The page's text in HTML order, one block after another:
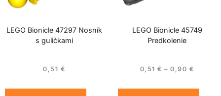
LEGO Bionicle 47297 Nosník
s guličkami
0,51 €
LEGO Bionicle 45749
Predkolenie
0,51€ – 0,90 €